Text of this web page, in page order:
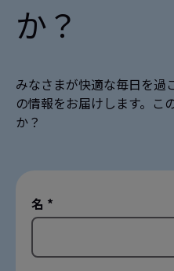
か？
みなさまが快適な毎日を過
の情報をお届けします。こ
か？
名 *